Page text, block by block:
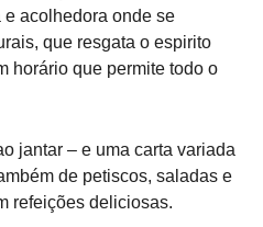
acolhedora onde se
que resgata o espirito
horário que permite todo o
jantar – e uma carta variada
de petiscos, saladas e
refeições deliciosas.